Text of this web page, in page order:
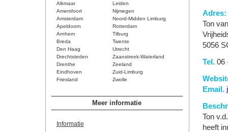
Alkmaar
Leiden
Amersfoort
Nijmegen
Amsterdam
Noord-Midden Limburg
Apeldoorn
Rotterdam
Arnhem
Tilburg
Breda
Twente
Den Haag
Utrecht
Drechtsteden
Zaanstreek-Waterland
Drenthe
Zeeland
Eindhoven
Zuid-Limburg
Friesland
Zwolle
Meer informatie
Informatie
Adres:
Ton
5056
Tel.06
Email.
Ton
heeft